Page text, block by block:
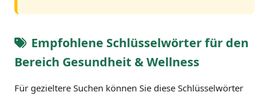
Empfohlene Schlüsselwörter für den
Bereich Gesundheit & Wellness
Für gezieltere Suchen können Sie diese Schlüsselwörter